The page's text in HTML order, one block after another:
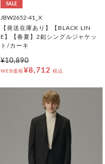
SALE
JBW2652-41_X
【発送在庫あり】【BLACK LIN
E】【春夏】2釦シングルジャケッ
ト/カーキ
¥10,890
WEB価格¥8,712 税込